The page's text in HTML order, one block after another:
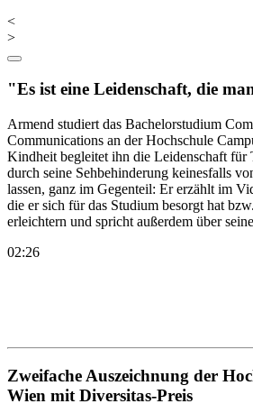
<
>
"Es ist eine Leidenschaft, die
Armend studiert das Bachelorstudium
Communications an der Hochschule
Kindheit begleitet ihn die Leidenschaft für
durch seine Sehbehinderung keinesfalls
lassen, ganz im Gegenteil: Er erzählt im
die er sich für das Studium besorgt hat
erleichtern und spricht außerdem über
02:26
Zweifache Auszeichnung der
Wien mit Diversitas-Preis